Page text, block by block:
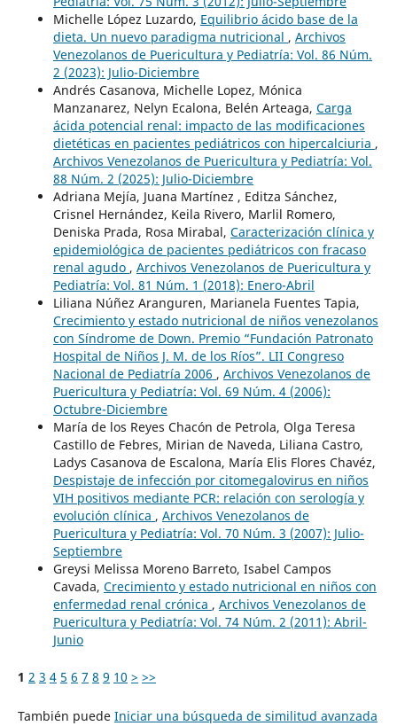
Michelle López Luzardo, Equilibrio ácido base de la
dieta. Un nuevo paradigma nutricional , Archivos
Venezolanos de Puericultura y Pediatría: Vol. 86 Núm.
2 (2023): Julio-Diciembre
Andrés Casanova, Michelle Lopez, Mónica
Manzanarez, Nelyn Ecalona, Belén Arteaga, Carga
ácida potencial renal: impacto de las modificaciones
dietéticas en pacientes pediátricos con hipercalciuria ,
Archivos Venezolanos de Puericultura y Pediatría: Vol.
88 Núm. 2 (2025): Julio-Diciembre
Adriana Mejía, Juana Martínez , Editza Sánchez,
Crisnel Hernández, Keila Rivero, Marlil Romero,
Deniska Prada, Rosa Mirabal, Caracterización clínica y
epidemiológica de pacientes pediátricos con fracaso
renal agudo , Archivos Venezolanos de Puericultura y
Pediatría: Vol. 81 Núm. 1 (2018): Enero-Abril
Liliana Núñez Aranguren, Marianela Fuentes Tapia,
Crecimiento y estado nutricional de niños venezolanos
con Síndrome de Down. Premio “Fundación Patronato
Hospital de Niños J. M. de los Ríos”. LII Congreso
Nacional de Pediatría 2006 , Archivos Venezolanos de
Puericultura y Pediatría: Vol. 69 Núm. 4 (2006):
Octubre-Diciembre
María de los Reyes Chacón de Petrola, Olga Teresa
Castillo de Febres, Mirian de Naveda, Liliana Castro,
Ladys Casanova de Escalona, María Elis Flores Chavéz,
Despistaje de infección por citomegalovirus en niños
VIH positivos mediante PCR: relación con serología y
evolución clínica , Archivos Venezolanos de
Puericultura y Pediatría: Vol. 70 Núm. 3 (2007): Julio-
Septiembre
Greysi Melissa Moreno Barreto, Isabel Campos
Cavada, Crecimiento y estado nutricional en niños con
enfermedad renal crónica , Archivos Venezolanos de
Puericultura y Pediatría: Vol. 74 Núm. 2 (2011): Abril-
Junio
1 2 3 4 5 6 7 8 9 10 > >>
También puede Iniciar una búsqueda de similitud avanzada